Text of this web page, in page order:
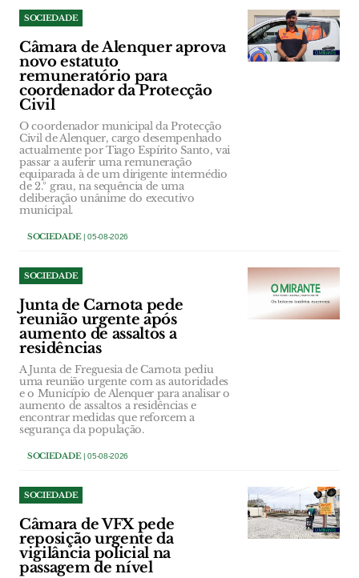
SOCIEDADE
Câmara de Alenquer aprova
novo estatuto
remuneratório para
coordenador da Protecção
Civil
O coordenador municipal da Protecção
Civil de Alenquer, cargo desempenhado
actualmente por Tiago Espírito Santo, vai
passar a auferir uma remuneração
equiparada à de um dirigente intermédio
de 2.º grau, na sequência de uma
deliberação unânime do executivo
municipal.
SOCIEDADE| 05-08-2026
SOCIEDADE
Junta de Carnota pede
reunião urgente após
aumento de assaltos a
residências
A Junta de Freguesia de Carnota pediu
uma reunião urgente com as autoridades
e o Município de Alenquer para analisar o
aumento de assaltos a residências e
encontrar medidas que reforcem a
segurança da população.
SOCIEDADE| 05-08-2026
SOCIEDADE
Câmara de VFX pede
reposição urgente da
vigilância policial na
passagem de nível